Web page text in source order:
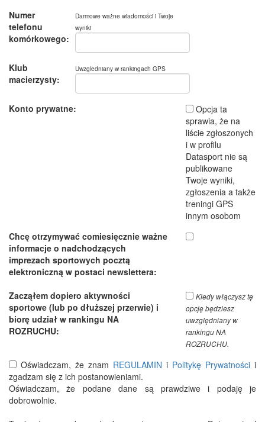
Numer
telefonu
komórkowego:
Darmowe ważne wiadomości i Twoje
wyniki
Klub
macierzysty:
Uwzgledniany w rankingach GPS
Konto prywatne:
Opcja ta
sprawia, że na
liście zgłoszonych
i w profilu
Datasport nie są
publikowane
Twoje wyniki,
zgłoszenia a także
treningi GPS
innym osobom
Chcę otrzymywać comiesięcznie ważne
informacje o nadchodzących
imprezach sportowych pocztą
elektroniczną w postaci newslettera:
Zacząłem dopiero aktywności
sportowe (lub po dłuższej przerwie) i
biorę udział w rankingu NA
ROZRUCHU:
Kiedy włączysz tę
opcję będziesz
uwzględniany w
rankingu NA
ROZRUCHU.
Oświadczam, że znam REGULAMIN i Politykę Prywatności i
zgadzam się z ich postanowieniami.
Oświadczam, że podane dane są prawdziwe i podaję je
dobrowolnie.